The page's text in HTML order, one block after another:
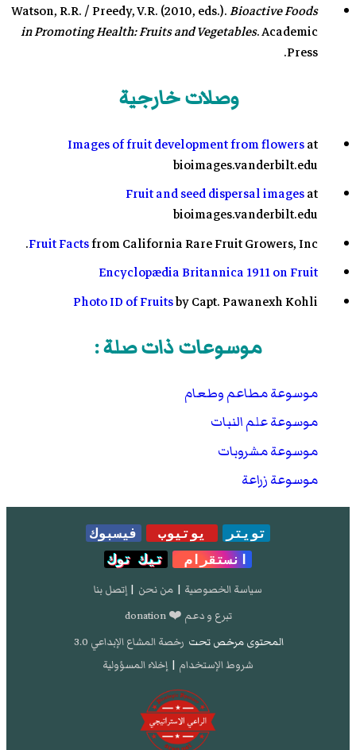
Watson, R.R. / Preedy, V.R. (2010, eds.).Bioactive Foods
in Promoting Health: Fruits and Vegetables. Academic
Press.
وصلات خارجية
Images of fruit development from flowersat
bioimages.vanderbilt.edu
Fruit and seed dispersal imagesat
bioimages.vanderbilt.edu
Fruit Factsfrom California Rare Fruit Growers, Inc.
Encyclopædia Britannica 1911 on Fruit
Photo ID of Fruitsby Capt. Pawanexh Kohli
موسوعات ذات صلة :
موسوعة مطاعم وطعام
موسوعة علم النبات
موسوعة مشروبات
موسوعة زراعة
تويتر يوتيوب
فيسبوك
انستقرام
تيك توك
سياسة الخصوصية | من نحن | إتصل بنا
تبرع و دعم ❤️ donation
المحتوى مرخص تحت رخصة المشاع الإبداعي 3.0
شروط الإستخدام | إخلاء المسؤولية